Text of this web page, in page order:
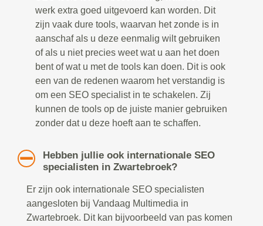
werk extra goed uitgevoerd kan worden. Dit
zijn vaak dure tools, waarvan het zonde is in
aanschaf als u deze eenmalig wilt gebruiken
of als u niet precies weet wat u aan het doen
bent of wat u met de tools kan doen. Dit is ook
een van de redenen waarom het verstandig is
om een SEO specialist in te schakelen. Zij
kunnen de tools op de juiste manier gebruiken
zonder dat u deze hoeft aan te schaffen.
Hebben jullie ook internationale SEO
specialisten in Zwartebroek?
Er zijn ook internationale SEO specialisten
aangesloten bij Vandaag Multimedia in
Zwartebroek. Dit kan bijvoorbeeld van pas komen